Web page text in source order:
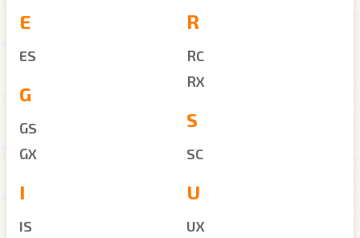
E
ES
G
GS
GX
I
IS
R
RC
RX
S
SC
U
UX